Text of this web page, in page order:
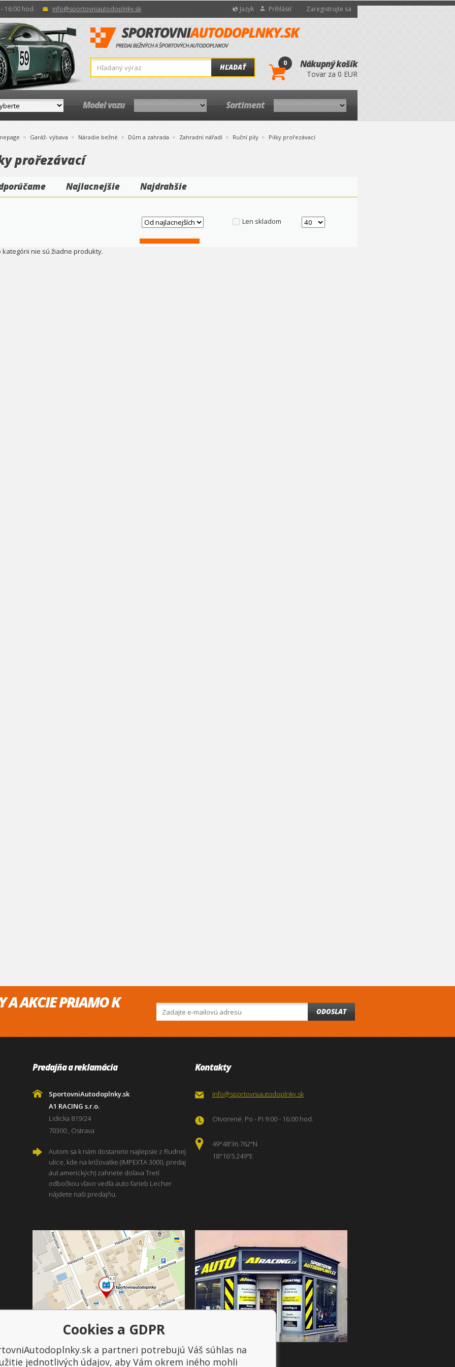
16:00 hod. info@sportovniautodoplnky.sk Jazyk Prihlásiť Zaregistrujte sa
HĽADAŤ 0 Nákupný košík
Tovar za 0 EUR
Model vozu Sortiment
Garáž- výbava Náradie bežné Dům a zahrada Zahradní nářadí Ruční pily Pilky prořezávací
prořezávací
Najlacnejšie Najdrahšie
Len skladom
kategórii nie sú žiadne produkty.
A AKCIE PRIAMO K
ODOSLAT
Predajňa a reklamácia
SportovniAutodoplnky.sk
A1 RACING s.r.o.
Lidicka 819/24
70300 , Ostrava
Autom sa k nám dostanete najlepsie z Rudnej
ulice, kde na križovatke (IMPEXTA 3000, predaj
áut amerických) zahnete doľava Tretí
odbočkou vľavo vedľa auto farieb Lecher
nájdete naši predajňu.
Kontakty
info@sportovniautodoplnky.sk
Otvorené: Po - Pi 9:00 - 16:00 hod.
49°48'36.762"N
18°16'5.249"E
Platba a doprava
Cookies a GDPR
a partneri potrebujú Váš súhlas na
jednotlivých údajov, aby Vám okrem iného mohli